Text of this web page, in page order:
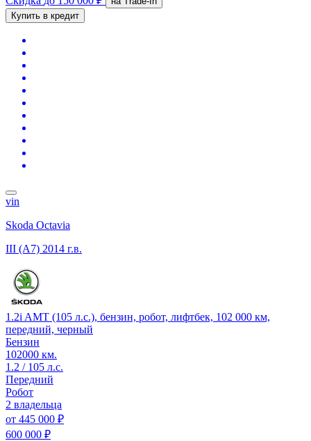
Купить в кредит
vin
Skoda Octavia
III (A7) 2014 г.в.
1.2i AMT (105 л.с.), бензин, робот, лифтбек, 102 000 км,
передний, черный
Бензин
102000 км.
1.2 / 105 л.с.
Передний
Робот
2 владельца
от 445 000 ₽
600 000 ₽